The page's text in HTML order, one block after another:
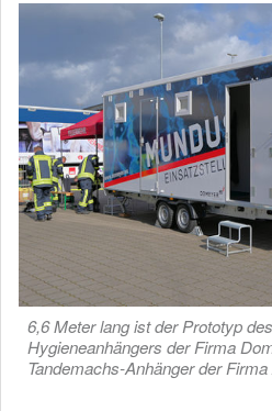
6,6 Meter lang ist der Prototyp
Hygieneanhängers der Firma
Tandemachs-Anhänger der